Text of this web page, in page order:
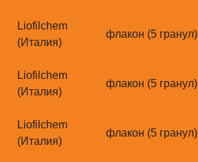
Liofilchem
(Италия)
флакон (5 гранул)
Liofilchem
(Италия)
флакон (5 гранул)
Liofilchem
(Италия)
флакон (5 гранул)